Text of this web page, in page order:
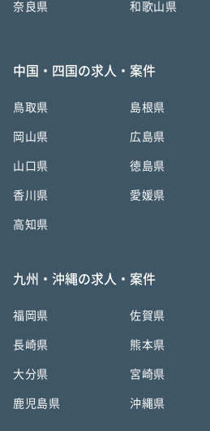
奈良県 和歌山県
中国・四国の求人・案件
鳥取県 島根県
岡山県 広島県
山口県 徳島県
香川県 愛媛県
高知県
九州・沖縄の求人・案件
福岡県 佐賀県
長崎県 熊本県
大分県 宮崎県
鹿児島県 沖縄県